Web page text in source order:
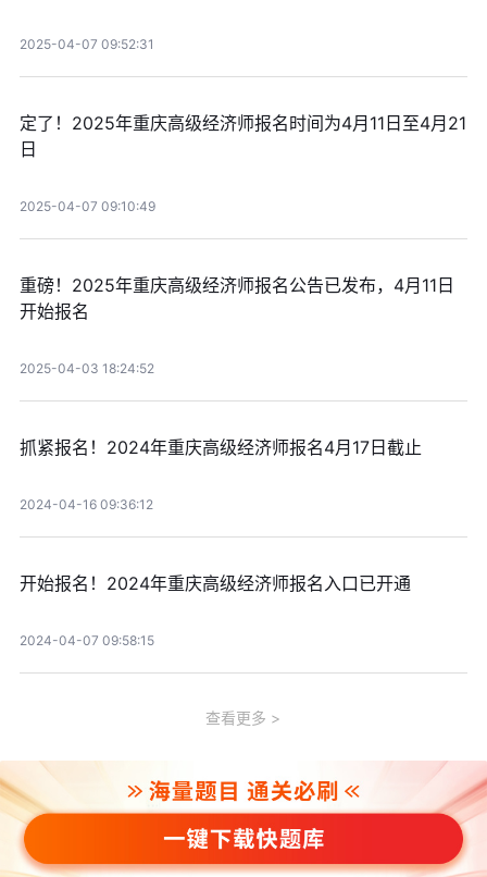
2025-04-07 09:52:31
定了！2025年重庆高级经济师报名时间为4月11日至4月21
日
2025-04-07 09:10:49
重磅！2025年重庆高级经济师报名公告已发布，4月11日
开始报名
2025-04-03 18:24:52
抓紧报名！2024年重庆高级经济师报名4月17日截止
2024-04-16 09:36:12
开始报名！2024年重庆高级经济师报名入口已开通
2024-04-07 09:58:15
查看更多